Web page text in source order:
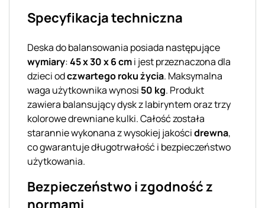
Specyfikacja techniczna
Deska do balansowania posiada następujące
wymiary:45 x 30 x 6 cmi jest przeznaczona dla
dzieci odczwartego roku życia. Maksymalna
waga użytkownika wynosi 50 kg. Produkt
zawiera balansujący dysk z labiryntem oraz trzy
kolorowe drewniane kulki. Całość została
starannie wykonana z wysokiej jakościdrewna,
co gwarantuje długotrwałość i bezpieczeństwo
użytkowania.
Bezpieczeństwo i zgodność z